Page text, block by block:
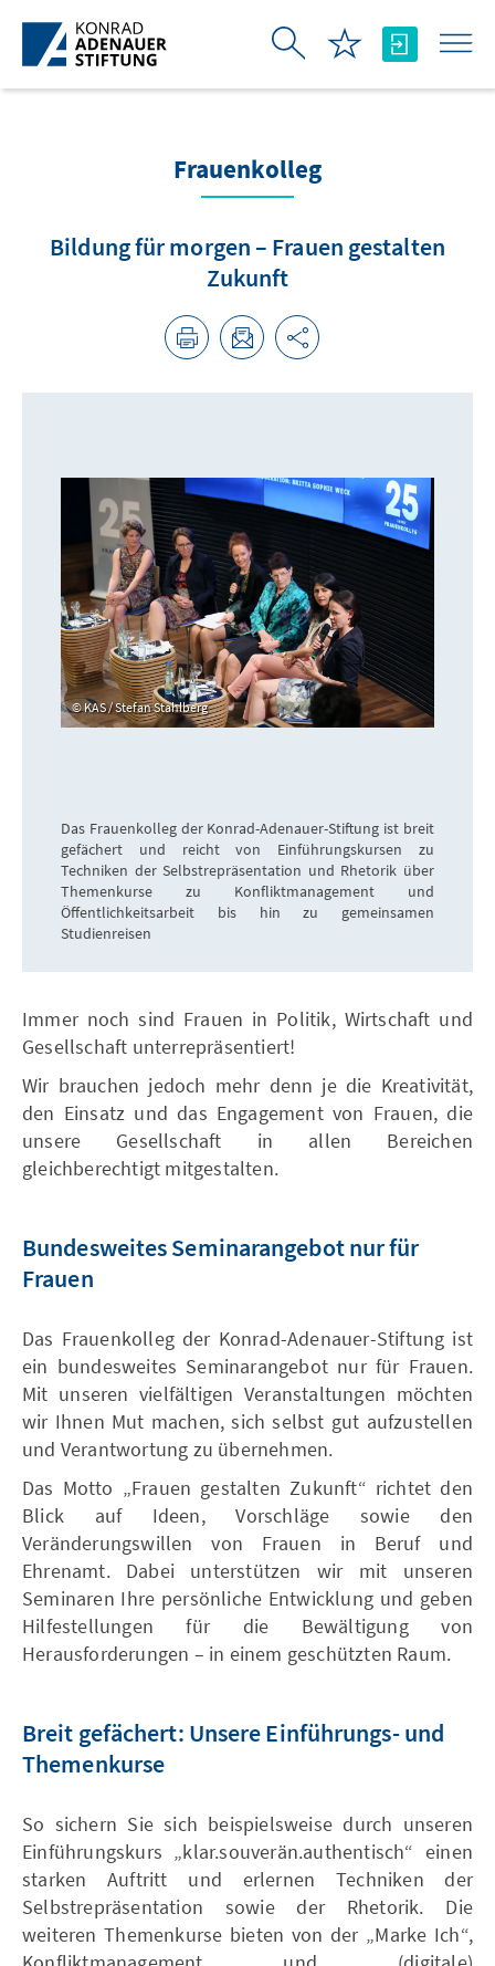
Skip to Main Content
Frauenkolleg
Bildung für morgen – Frauen gestalten
Zukunft
KAS / Stefan Stahlberg
Das Frauenkolleg der Konrad-Adenauer-Stiftung ist breit
gefächert und reicht von Einführungskursen zu
Techniken der Selbstrepräsentation und Rhetorik über
Themenkurse zu Konfliktmanagement und
Öffentlichkeitsarbeit bis hin zu gemeinsamen
Studienreisen
Immer noch sind Frauen in Politik, Wirtschaft und
Gesellschaft unterrepräsentiert!
Wir brauchen jedoch mehr denn je die Kreativität,
den Einsatz und das Engagement von Frauen, die
unsere Gesellschaft in allen Bereichen
gleichberechtigt mitgestalten.
Bundesweites Seminarangebot nur für
Frauen
Das Frauenkolleg der Konrad-Adenauer-Stiftung ist
ein bundesweites Seminarangebot nur für Frauen.
Mit unseren vielfältigen Veranstaltungen möchten
wir Ihnen Mut machen, sich selbst gut aufzustellen
und Verantwortung zu übernehmen.
Das Motto „Frauen gestalten Zukunft“ richtet den
Blick auf Ideen, Vorschläge sowie den
Veränderungswillen von Frauen in Beruf und
Ehrenamt. Dabei unterstützen wir mit unseren
Seminaren Ihre persönliche Entwicklung und geben
Hilfestellungen für die Bewältigung von
Herausforderungen – in einem geschützten Raum.
Breit gefächert: Unsere Einführungs- und
Themenkurse
So sichern Sie sich beispielsweise durch unseren
Einführungskurs „klar.souverän.authentisch“ einen
starken Auftritt und erlernen Techniken der
Selbstrepräsentation sowie der Rhetorik. Die
weiteren Themenkurse bieten von der „Marke Ich“,